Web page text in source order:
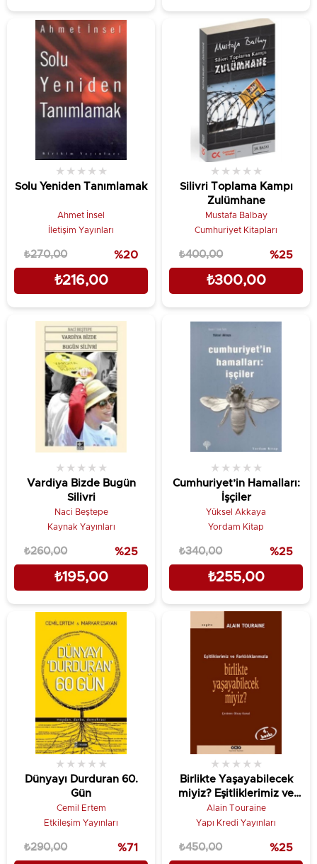
Solu Yeniden Tanımlamak
★ ★ ★ ★ ★
Ahmet İnsel
İletişim Yayınları
₺216,00
₺270,00 %20
Silivri Toplama Kampı
Zulümhane
★ ★ ★ ★ ★
Mustafa Balbay
Cumhuriyet Kitapları
₺300,00
₺400,00 %25
Vardiya Bizde Bugün
Silivri
★ ★ ★ ★ ★
Naci Beştepe
Kaynak Yayınları
₺195,00
₺260,00 %25
Cumhuriyet’in Hamalları:
İşçiler
★ ★ ★ ★ ★
Yüksel Akkaya
Yordam Kitap
₺255,00
₺340,00 %25
Dünyayı Durduran 60.
Gün
★ ★ ★ ★ ★
Cemil Ertem
Etkileşim Yayınları
₺290,00 %71
Birlikte Yaşayabilecek
miyiz? Eşitliklerimiz ve
Farklılıklarımızla
★ ★ ★ ★ ★
Alain Touraine
Yapı Kredi Yayınları
₺450,00 %25